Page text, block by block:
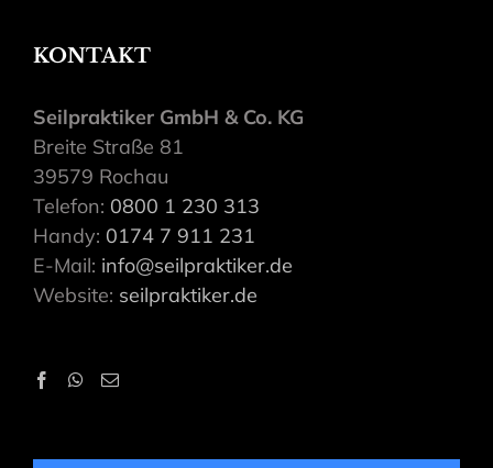
KONTAKT
Seilpraktiker GmbH & Co. KG
Breite Straße 81
39579 Rochau
Telefon: 0800 1 230 313
Handy: 0174 7 911 231
E-Mail: info@seilpraktiker.de
Website: seilpraktiker.de